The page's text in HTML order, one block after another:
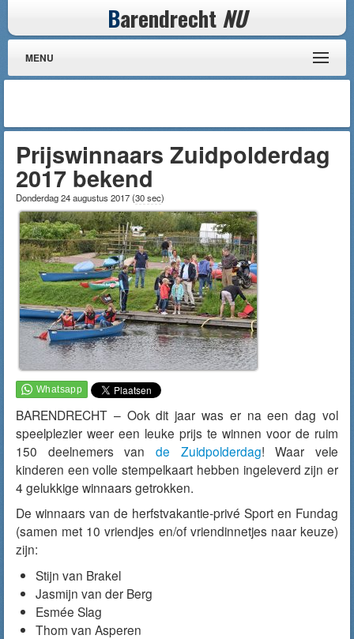
Barendrecht NU
MENU
Prijswinnaars Zuidpolderdag
2017 bekend
Donderdag 24 augustus 2017(30 sec)
BARENDRECHT – Ook dit jaar was er na een dag vol
speelplezier weer een leuke prijs te winnen voor de ruim
150 deelnemers van de Zuidpolderdag! Waar vele
kinderen een volle stempelkaart hebben ingeleverd zijn er
4 gelukkige winnaars getrokken.
De winnaars van de herfstvakantie-privé Sport en Fundag
(samen met 10 vriendjes en/of vriendinnetjes naar keuze)
zijn:
Stijn van Brakel
Jasmijn van der Berg
Esmée Slag
Thom van Asperen